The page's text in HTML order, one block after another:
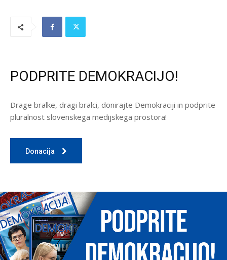
PODPRITE DEMOKRACIJO!
Drage bralke, dragi bralci, donirajte Demokraciji in podprite
pluralnost slovenskega medijskega prostora!
Donacija